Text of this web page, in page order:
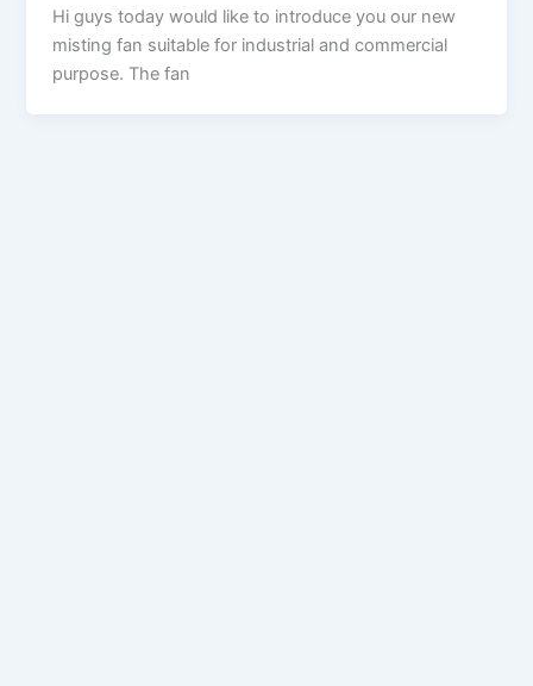
Hi guys today would like to introduce you our new
misting fan suitable for industrial and commercial
purpose. The fan